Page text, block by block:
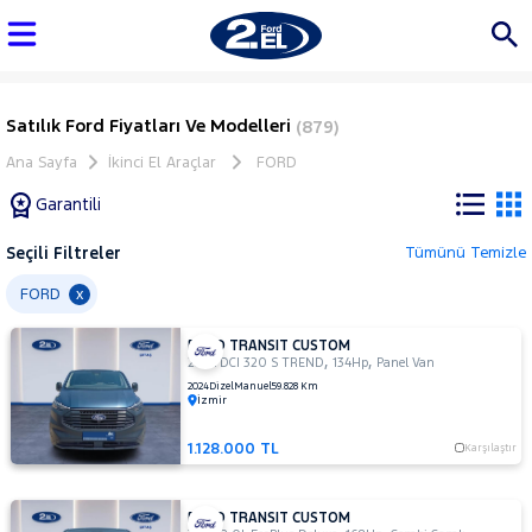
Satılık Ford Fiyatları Ve Modelleri (879)
Ana Sayfa İkinci El Araçlar FORD
Garantili
Tüm
Araçlar
AUDI
BMC
BMW
BYD
Seçili Filtreler Tümünü Temizle
FORD x
FORD TRANSIT CUSTOM
2.0 TDCI 320 S TREND,134Hp, Panel Van
2024DizelManuel59.828 Km
İzmir
1.128.000 TL Karşılaştır
FORD TRANSIT CUSTOM